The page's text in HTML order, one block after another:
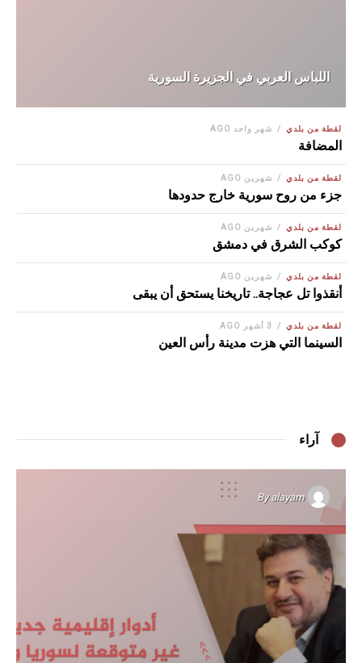
اللباس العربي في الجزيرة السورية
لقطة من بلدي شهر واحد AGO
المضافة
لقطة من بلدي شهرين AGO
جزء من روح سورية خارج حدودها
لقطة من بلدي شهرين AGO
كوكب الشرق في دمشق
لقطة من بلدي شهرين AGO
أنقذوا تل عجاجة.. تاريخنا يستحق أن يبقى
لقطة من بلدي
السينما التي هزت مدينة رأس العين
آراء
Byalayam